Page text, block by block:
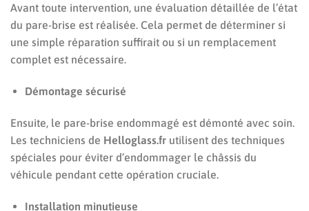
Avant toute intervention, une évaluation détaillée de l’état
du pare-brise est réalisée. Cela permet de déterminer si
une simple réparation suffirait ou si un remplacement
complet est nécessaire.
Démontage sécurisé
Ensuite, le pare-brise endommagé est démonté avec soin.
Les techniciens de Helloglass.fr utilisent des techniques
spéciales pour éviter d’endommager le châssis du
véhicule pendant cette opération cruciale.
Installation minutieuse